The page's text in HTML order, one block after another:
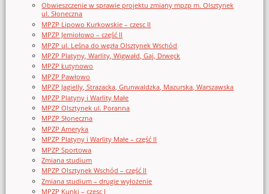
Obwieszczenie w sprawie projektu zmiany mpzp m. Olsztynek
ul. Słoneczna
MPZP Lipowo Kurkowskie – czesc II
MPZP Jemiołowo – część II
MPZP ul. Leśna do węzła Olsztynek Wschód
MPZP Platyny, Warlity, Wigwałd, Gaj, Drwęck
MPZP Łutynowo
MPZP Pawłowo
MPZP Jagielly, Strazacka, Grunwaldzka, Mazurska, Warszawska
MPZP Platyny i Warlity Małe
MPZP Olsztynek ul. Poranna
MPZP Słoneczna
MPZP Ameryka
MPZP Platyny i Warlity Małe – część II
MPZP Sportowa
Zmiana studium
MPZP Olsztynek Wschód – część II
Zmiana studium – drugie wyłożenie
MPZP Kunki – czesc I